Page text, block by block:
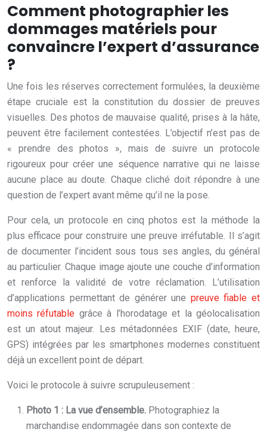
Comment photographier les
dommages matériels pour
convaincre l’expert d’assurance
?
Une fois les réserves correctement formulées, la deuxième
étape cruciale est la constitution du dossier de preuves
visuelles. Des photos de mauvaise qualité, prises à la hâte,
peuvent être facilement contestées. L’objectif n’est pas de
« prendre des photos », mais de suivre un protocole
rigoureux pour créer une séquence narrative qui ne laisse
aucune place au doute. Chaque cliché doit répondre à une
question de l’expert avant même qu’il ne la pose.
Pour cela, un protocole en cinq photos est la méthode la
plus efficace pour construire une preuve irréfutable. Il s’agit
de documenter l’incident sous tous ses angles, du général
au particulier. Chaque image ajoute une couche d’information
et renforce la validité de votre réclamation. L’utilisation
d’applications permettant de générer une preuve fiable et
moins réfutable grâce à l’horodatage et la géolocalisation
est un atout majeur. Les métadonnées EXIF (date, heure,
GPS) intégrées par les smartphones modernes constituent
déjà un excellent point de départ.
Voici le protocole à suivre scrupuleusement :
Photo 1 : La vue d’ensemble. Photographiez la
marchandise endommagée dans son contexte de